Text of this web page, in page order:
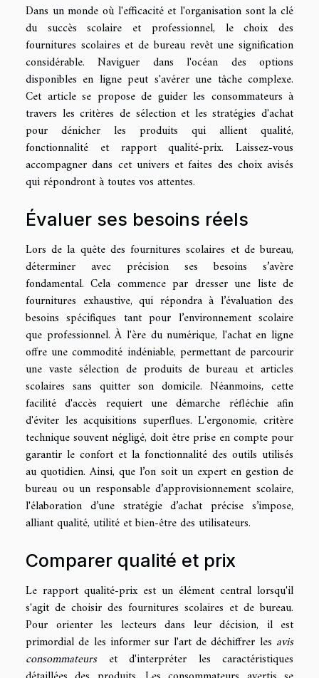
Dans un monde où l'efficacité et l'organisation sont la clé
du succès scolaire et professionnel, le choix des
fournitures scolaires et de bureau revêt une signification
considérable. Naviguer dans l'océan des options
disponibles en ligne peut s'avérer une tâche complexe.
Cet article se propose de guider les consommateurs à
travers les critères de sélection et les stratégies d'achat
pour dénicher les produits qui allient qualité,
fonctionnalité et rapport qualité-prix. Laissez-vous
accompagner dans cet univers et faites des choix avisés
qui répondront à toutes vos attentes.
Évaluer ses besoins réels
Lors de la quête des fournitures scolaires et de bureau,
déterminer avec précision ses besoins s’avère
fondamental. Cela commence par dresser une liste de
fournitures exhaustive, qui répondra à l’évaluation des
besoins spécifiques tant pour l’environnement scolaire
que professionnel. À l'ère du numérique, l'achat en ligne
offre une commodité indéniable, permettant de parcourir
une vaste sélection de produits de bureau et articles
scolaires sans quitter son domicile. Néanmoins, cette
facilité d'accès requiert une démarche réfléchie afin
d'éviter les acquisitions superflues. L'ergonomie, critère
technique souvent négligé, doit être prise en compte pour
garantir le confort et la fonctionnalité des outils utilisés
au quotidien. Ainsi, que l’on soit un expert en gestion de
bureau ou un responsable d’approvisionnement scolaire,
l'élaboration d’une stratégie d’achat précise s’impose,
alliant qualité, utilité et bien-être des utilisateurs.
Comparer qualité et prix
Le rapport qualité-prix est un élément central lorsqu'il
s'agit de choisir des fournitures scolaires et de bureau.
Pour orienter les lecteurs dans leur décision, il est
primordial de les informer sur l'art de déchiffrer les avis
consommateurset d'interpréter les caractéristiques